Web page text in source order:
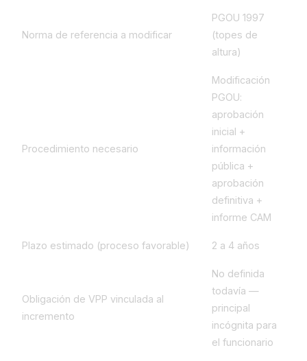
Norma de referencia a modificar
PGOU 1997
(topes de
altura)
Procedimiento necesario
Modificación
PGOU:
aprobación
inicial +
información
pública +
aprobación
definitiva +
informe CAM
Plazo estimado (proceso favorable) 2 a 4 años
Obligación de VPP vinculada al
incremento
No definida
todavía —
principal
incógnita para
el funcionario